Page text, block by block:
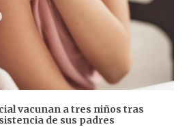
vacunan a tres niños tras
de sus padres